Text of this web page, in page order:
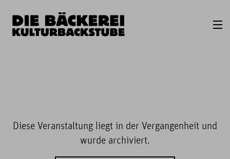
Diese Veranstaltung liegt in der Vergangenheit und
wurde archiviert.